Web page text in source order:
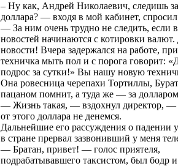
– Ну как, Андрей Николаевич, следишь
доллара? — входя в мой кабинет,
— За ним очень трудно не следить, если
новостей начинаются с котировки
новости! Вчера задержался на работе,
техничка мыть пол и с порога говорит:
подрос за сутки!» Вы нашу новую
Она ровесница черепахи Тортиллы,
пацаном помнит, а туда же — за
— Жизнь такая, — вздохнул директор,
от этого доллара не денемся.
Дальнейшие его рассуждения о падении
в стране прервал зазвонивший у меня
— Братан, привет! — голос приятеля,
подрабатывавшего таксистом, был бодр и